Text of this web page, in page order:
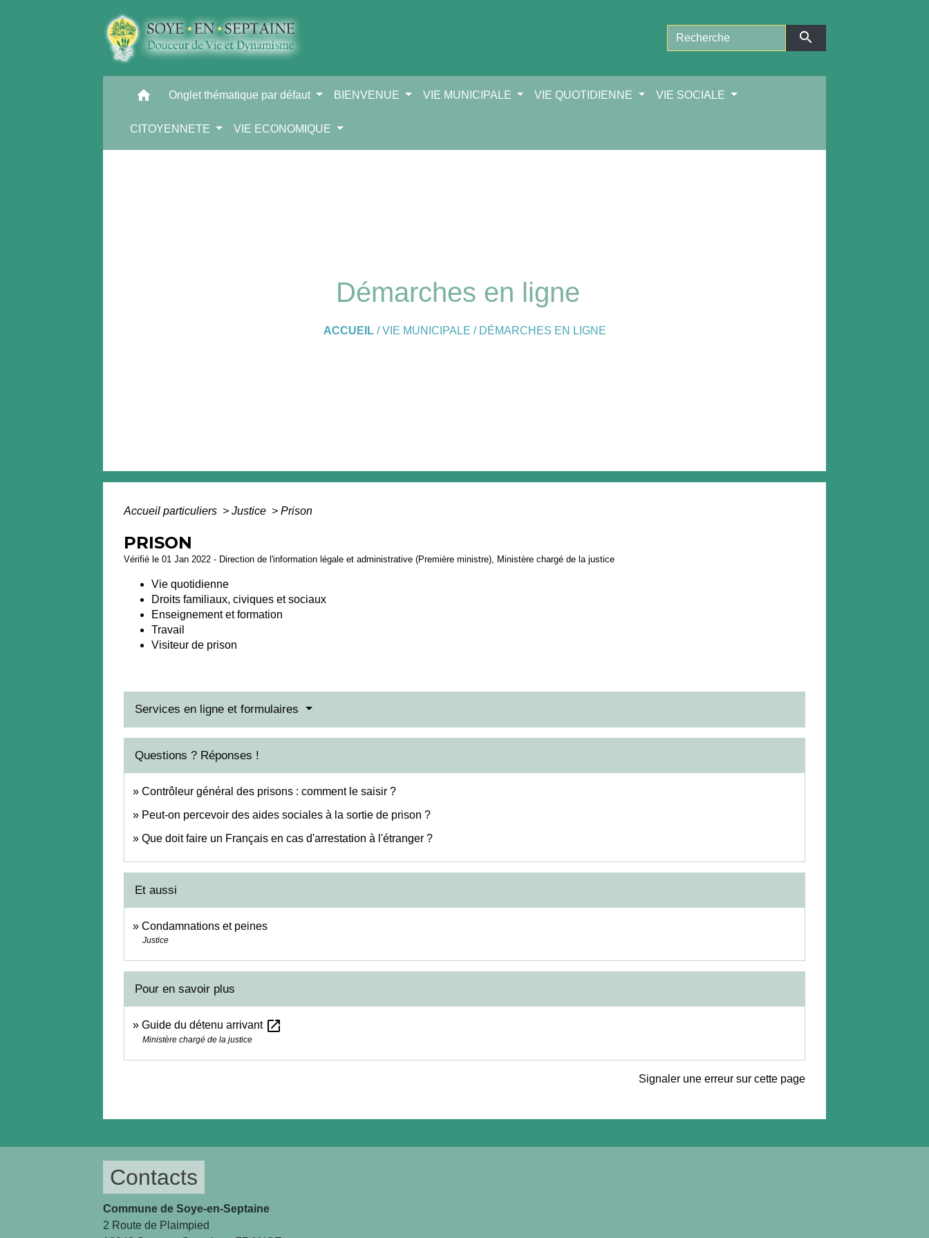
search
home Onglet thématique par défaut BIENVENUE VIE MUNICIPALE VIE QUOTIDIENNE VIE SOCIALE
CITOYENNETE VIE ECONOMIQUE
Démarches en ligne
ACCUEIL/VIE MUNICIPALE / DÉMARCHES EN LIGNE
Accueil particuliers > Justice > Prison
PRISON
Vérifié le 01 Jan 2022 - Direction de l'information légale et administrative (Première ministre), Ministère chargé de la justice
Vie quotidienne
Droits familiaux, civiques et sociaux
Enseignement et formation
Travail
Visiteur de prison
Services en ligne et formulaires
Questions ? Réponses !
Contrôleur général des prisons : comment le saisir ?
Peut-on percevoir des aides sociales à la sortie de prison ?
Que doit faire un Français en cas d'arrestation à l'étranger ?
Et aussi
Condamnations et peines
Justice
Pour en savoir plus
Guide du détenu arrivant open_in_new
Ministère chargé de la justice
Signaler une erreur sur cette page
Contacts
Commune de Soye-en-Septaine
2 Route de Plaimpied